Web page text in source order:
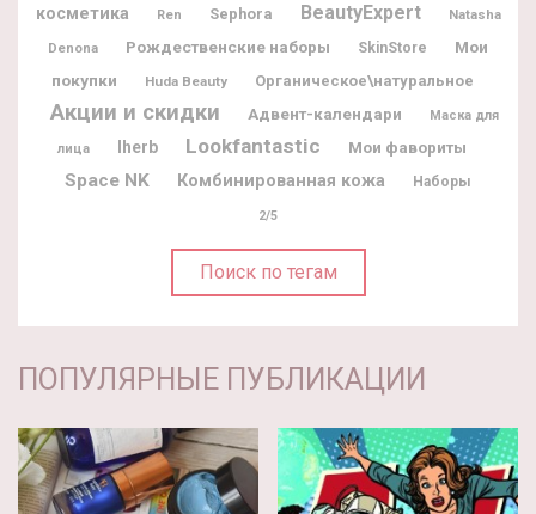
косметика
Ren Sephora BeautyExpert
Natasha
Denona
Рождественские наборы SkinStore
Мои
покупки
Huda Beauty Органическое\натуральное
Акции и скидки Адвент-календари Маска для
лица Iherb Lookfantastic Мои фавориты
Space NK Комбинированная кожа Наборы
2/5
Поиск по тегам
ПОПУЛЯРНЫЕ ПУБЛИКАЦИИ